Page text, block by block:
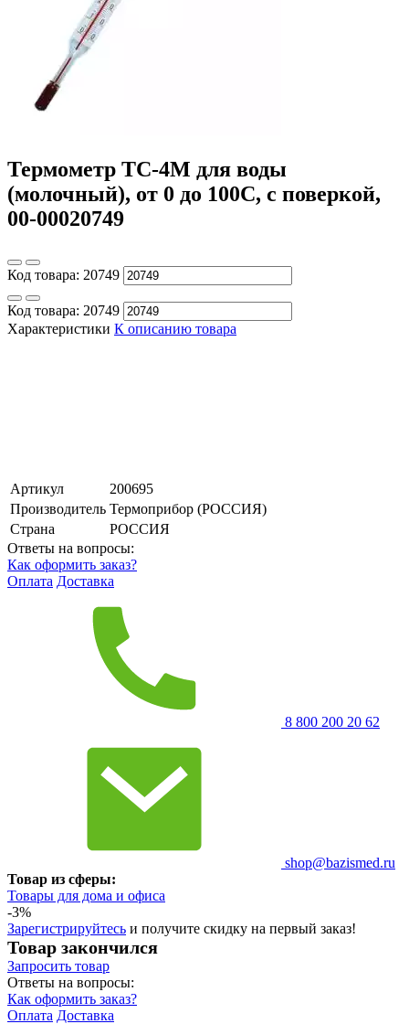
Термометр ТС-4М для воды
(молочный), от 0 до 100С, с поверкой,
00-00020749
Код товара: 20749
Код товара: 20749
Характеристики К описанию товара
Артикул
200695
Производитель Термоприбор (РОССИЯ)
Страна
РОССИЯ
Ответы на вопросы:
Как оформить заказ?
Оплата Доставка
8 800 200 20 62
shop@bazismed.ru
Товар из сферы:
Товары для дома и офиса
-3%
Зарегистрируйтесь и получите скидку на первый заказ!
Товар закончился
Запросить товар
Ответы на вопросы:
Как оформить заказ?
Оплата Доставка